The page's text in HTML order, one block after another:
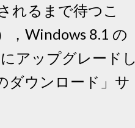
れるまで待つこ
，Windows 8.1 の
アップグレードし
ダウンロード」サ